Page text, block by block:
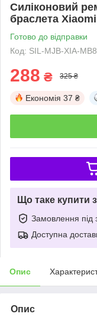
Силіконовий
браслета
Готово до відправки
Код: SIL-MJB-XIA-
288 ₴ 325 ₴
Економія 37 ₴
Що таке купити
Замовлення під
Доступна
Опис
Опис